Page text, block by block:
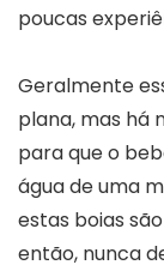
poucas
Geralmente
plana, mas há
para que o
água de uma
estas boias
então, nunca